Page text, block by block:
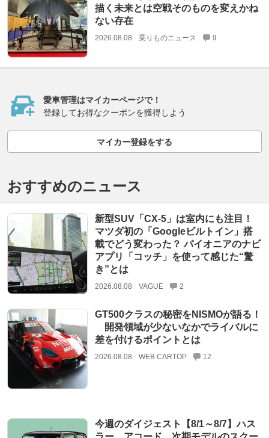
描く未来とは空戦そのものを変えかね
ない存在
2026.08.08 乗りものニュース 9
愛車管理はマイカーページで！
登録してお得なクーポンを獲得しよう
マイカー登録をする
おすすめのニュース
新型SUV「CX-5」は室内にも注目！
マツダ初の「Googleビルトイン」搭
載でどう変わった？ パイオニアのナビ
アプリ「コッチ」を使って感じた“驚
き”とは
2026.08.08 VAGUE 2
GT500クラスの秘密をNISMOが語る！
開発領域が少ないなかでライバルに
差を付けるポイントとは
2026.08.08 WEB CARTOP 12
今週のダイジェスト【8/1～8/7】ハス